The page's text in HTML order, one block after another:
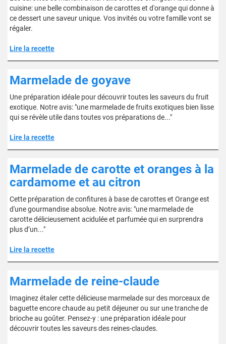
cuisine: une belle combinaison de carottes et d'orange qui donne à
ce dessert une saveur unique. Vos invités ou votre famille vont se
régaler.
Lire la recette
Marmelade de goyave
Une préparation idéale pour découvrir toutes les saveurs du fruit
exotique. Notre avis: "une marmelade de fruits exotiques bien lisse
qui se révèle utile dans toutes vos préparations de..."
Lire la recette
Marmelade de carotte et oranges à la
cardamome et au citron
Cette préparation de confitures à base de carottes et Orange est
d'une gourmandise absolue. Notre avis: "une marmelade de
carotte délicieusement acidulée et parfumée qui en surprendra
plus d’un..."
Lire la recette
Marmelade de reine-claude
Imaginez étaler cette délicieuse marmelade sur des morceaux de
baguette encore chaude au petit déjeuner ou sur une tranche de
brioche au goûter. Pensez-y : une préparation idéale pour
découvrir toutes les saveurs des reines-claudes.